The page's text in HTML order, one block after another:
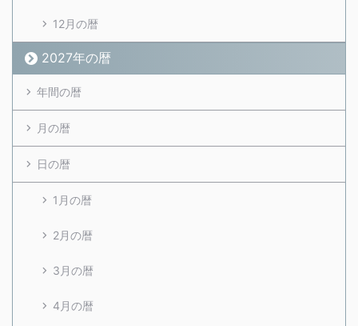
12月の暦
2027年の暦
年間の暦
月の暦
日の暦
1月の暦
2月の暦
3月の暦
4月の暦